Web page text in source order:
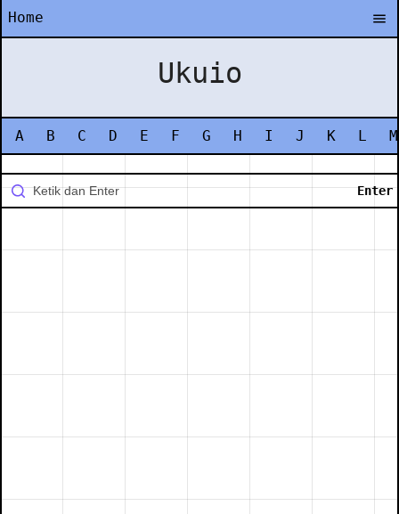
Home
Ukuio
A B C D E F G H I J K L M